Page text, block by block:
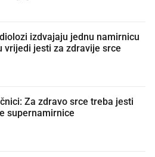
izdvajaju jednu namirnicu
vrijedi jesti za zdravije srce
Za zdravo srce treba jesti
supernamirnice